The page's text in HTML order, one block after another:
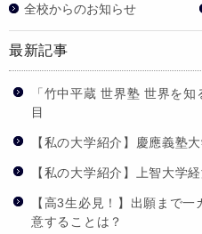
全校からのお知らせ
最新記事
「竹中平蔵 世界塾 世界を
目
【私の大学紹介】慶應義塾
【私の大学紹介】上智大学
【高3生必見！】出願まで
意することは？